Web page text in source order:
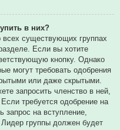
в них?
существующих группах
Если вы хотите
кнопку. Однако
могут требовать одобрения
или даже скрытыми.
запросить членство в ней,
требуется одобрение на
запрос на вступление,
группы должен будет